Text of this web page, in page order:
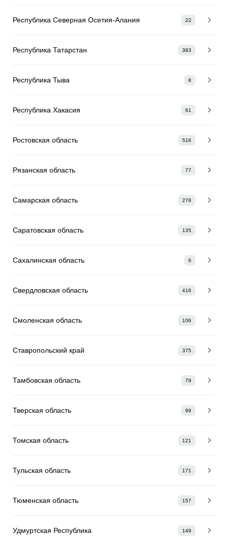
Республика Северная Осетия-Алания 22
Республика Татарстан 383
Республика Тыва 8
Республика Хакасия 61
Ростовская область 516
Рязанская область 77
Самарская область 278
Саратовская область 135
Сахалинская область 6
Свердловская область 416
Смоленская область 106
Ставропольский край 375
Тамбовская область 79
Тверская область 99
Томская область 121
Тульская область 171
Тюменская область 157
Удмуртская Республика 149